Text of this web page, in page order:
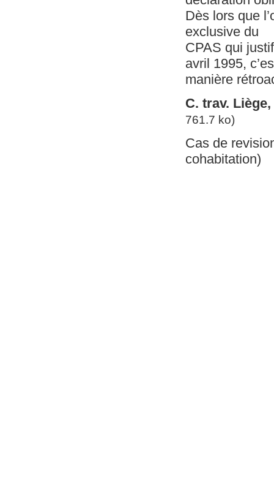
Dès lors que
exclusive du
CPAS qui
avril 1995,
manière
C. trav.
761.7 ko)
Cas de
cohabitation)